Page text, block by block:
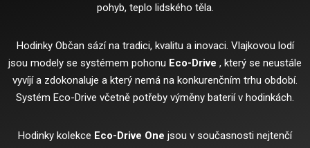
pohyb, teplo lidského těla.
Hodinky Občan sází na tradici, kvalitu a inovaci. Vlajkovou lodí
jsou modely se systémem pohonu Eco-Drive , který se neustále
vyvíjí a zdokonaluje a který nemá na konkurenčním trhu období.
Systém Eco-Drive včetně potřeby výměny baterií v hodinkách.
Hodinky kolekce Eco-Drive One jsou v současnosti nejtenčí